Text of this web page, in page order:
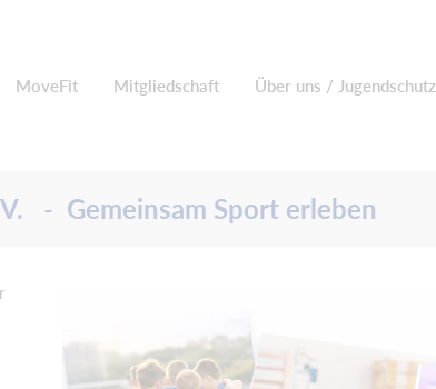
MoveFit Mitgliedschaft Über uns / Jugendschutz
- Gemeinsam Sport erleben